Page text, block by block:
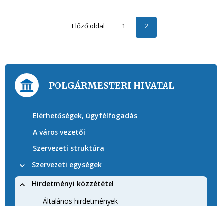
Előző oldal 1 2
POLGÁRMESTERI HIVATAL
Elérhetőségek, ügyfélfogadás
A város vezetői
Szervezeti struktúra
Szervezeti egységek
Hirdetményi közzététel
Általános hirdetmények